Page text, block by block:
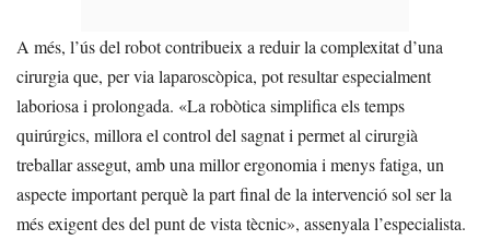
A més, l’ús del robot contribueix a reduir la complexitat d’una
cirurgia que, per via laparoscòpica, pot resultar especialment
laboriosa i prolongada. «La robòtica simplifica els temps
quirúrgics, millora el control del sagnat i permet al cirurgià
treballar assegut, amb una millor ergonomia i menys fatiga, un
aspecte important perquè la part final de la intervenció sol ser la
més exigent des del punt de vista tècnic», assenyala l’especialista.